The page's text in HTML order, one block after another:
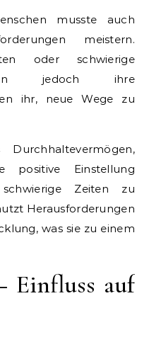
musste auch
meistern.
oder schwierige
jedoch ihre
ihr, neue Wege zu
positive Einstellung
Zeiten zu
Herausforderungen
was sie zu einem
Einfluss auf